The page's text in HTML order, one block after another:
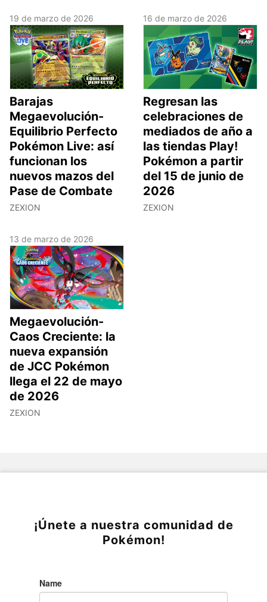
19 de marzo de 2026
Barajas
Megaevolución-
Equilibrio Perfecto
Pokémon Live: así
funcionan los
nuevos mazos del
Pase de Combate
ZEXION
16 de marzo de 2026
Regresan las
celebraciones de
mediados de año a
las tiendas Play!
Pokémon a partir
del 15 de junio de
2026
ZEXION
13 de marzo de 2026
Megaevolución-
Caos Creciente: la
nueva expansión
de JCC Pokémon
llega el 22 de mayo
de 2026
ZEXION
¡Únete a nuestra comunidad de
Pokémon!